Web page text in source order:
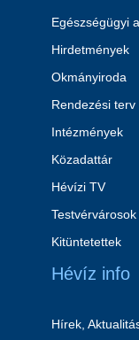
Egészségügyi
Hirdetmények
Okmányiroda
Rendezési
Intézmények
Közadattár
Hévízi TV
Testvérvárosok
Kitüntetettek
Hévíz info
Hírek,